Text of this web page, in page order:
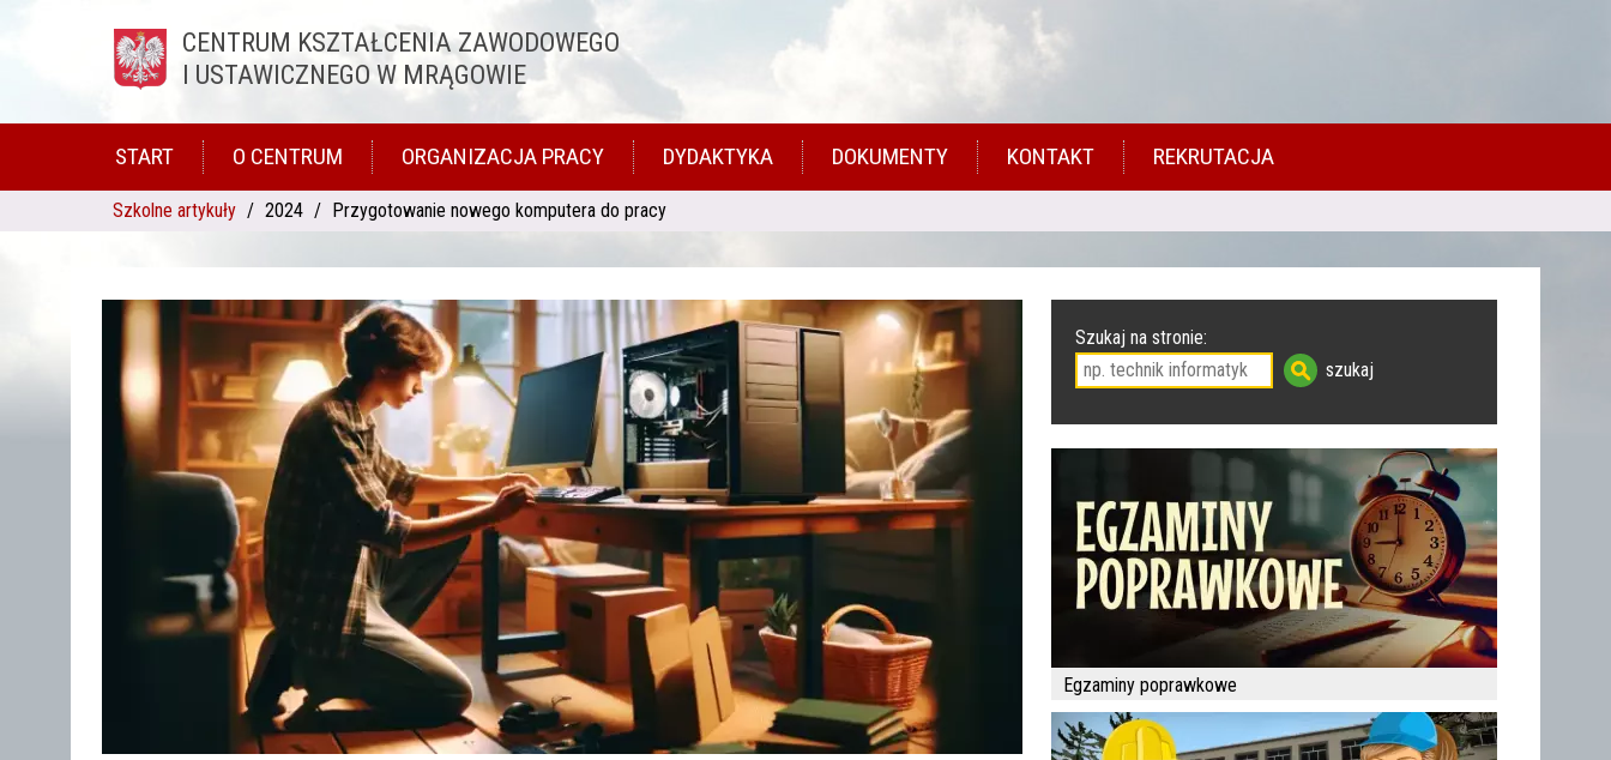
Przejdź do treści
CENTRUM KSZTAŁCENIA ZAWODOWEGO
I USTAWICZNEGO W MRĄGOWIE
START O CENTRUM ORGANIZACJA PRACY DYDAKTYKA DOKUMENTY KONTAKT REKRUTACJA
Szkolne artykuły 2024 Przygotowanie nowego komputera do pracy
Szukaj na stronie:
Egzaminy poprawkowe